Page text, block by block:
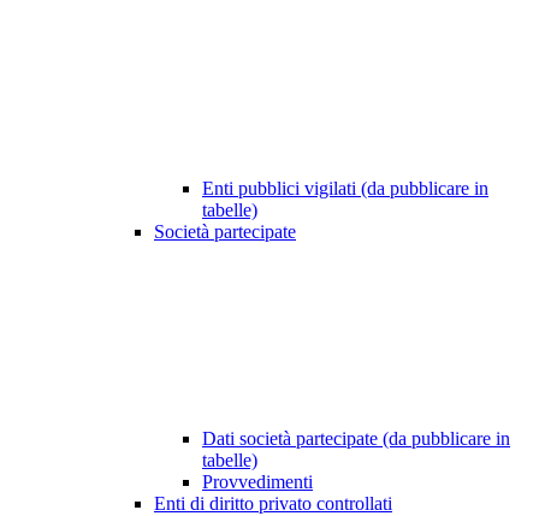
Enti pubblici vigilati (da pubblicare in
tabelle)
Società partecipate
Dati società partecipate (da pubblicare in
tabelle)
Provvedimenti
Enti di diritto privato controllati